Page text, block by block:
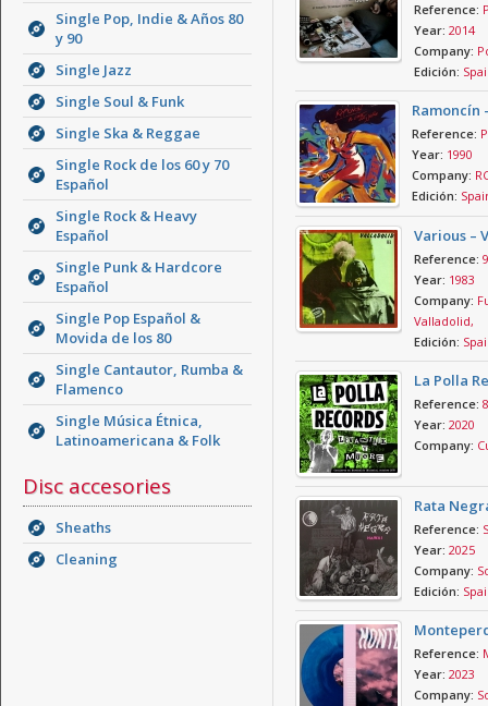
Single Pop, Indie & Años 80
y 90
Single Jazz
Single Soul & Funk
Single Ska & Reggae
Single Rock de los 60 y 70
Español
Single Rock & Heavy
Español
Single Punk & Hardcore
Español
Single Pop Español &
Movida de los 80
Single Cantautor, Rumba &
Flamenco
Single Música Étnica,
Latinoamericana & Folk
Disc accesories
Sheaths
Cleaning
Reference:
Year: 2014
Company:
Edición:
Ramoncín
Reference:
Year: 1990
Company:
Edición:
Various –
Reference:
Year: 1983
Company:
Valladolid,
Edición:
La Polla
Reference:
Year: 2020
Company:
Rata
Reference:
Year: 2025
Company:
Edición:
Reference:
Year: 2023
Company: